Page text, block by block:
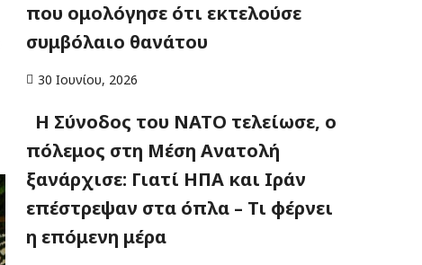
που ομολόγησε ότι εκτελούσε
συμβόλαιο θανάτου
30 Ιουνίου, 2026
Η Σύνοδος του ΝΑΤΟ τελείωσε, ο
πόλεμος στη Μέση Ανατολή
ξανάρχισε: Γιατί ΗΠΑ και Ιράν
επέστρεψαν στα όπλα – Τι φέρνει
η επόμενη μέρα